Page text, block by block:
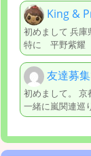
King &
初めまして 兵庫
特に 平野紫耀
友達募
初めまして。 京
一緒に嵐関連巡